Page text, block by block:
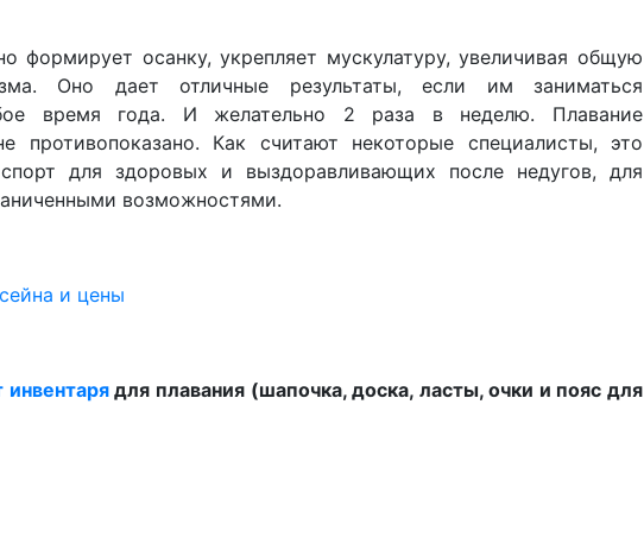
формирует осанку, укрепляет мускулатуру, увеличивая общую
Оно дает отличные результаты, если им заниматься
время года. И желательно 2 раза в неделю. Плавание
противопоказано. Как считают некоторые специалисты, это
для здоровых и выздоравливающих после недугов, для
возможностями.
и цены
инвентарядля плавания (шапочка, доска, ласты, очки и пояс для